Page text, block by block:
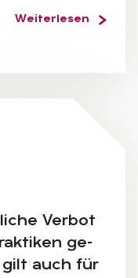
Weiterlesen
Ver­bot
ge­
gilt auch für